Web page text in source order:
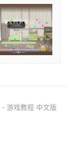
游戏教程 中文版